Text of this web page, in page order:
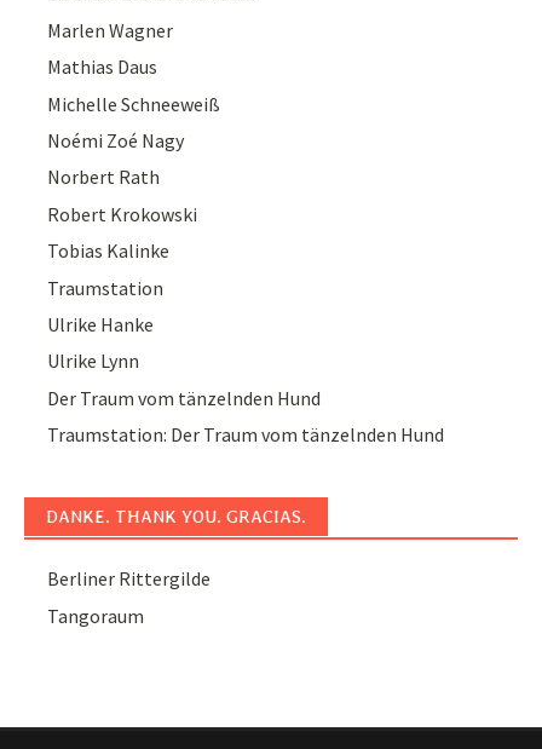
Marlen Wagner
Mathias Daus
Michelle Schneeweiß
Noémi Zoé Nagy
Norbert Rath
Robert Krokowski
Tobias Kalinke
Traumstation
Ulrike Hanke
Ulrike Lynn
Der Traum vom tänzelnden Hund
Traumstation: Der Traum vom tänzelnden Hund
DANKE. THANK YOU. GRACIAS.
Berliner Rittergilde
Tangoraum